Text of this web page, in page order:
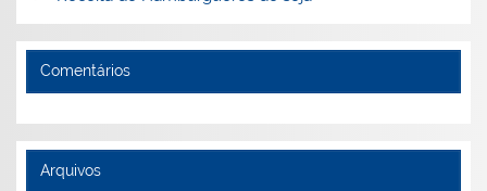
Comentários
Arquivos